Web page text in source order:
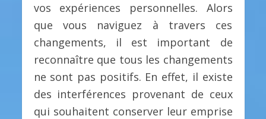
vos expériences personnelles. Alors
que vous naviguez à travers ces
changements, il est important de
reconnaître que tous les changements
ne sont pas positifs. En effet, il existe
des interférences provenant de ceux
qui souhaitent conserver leur emprise